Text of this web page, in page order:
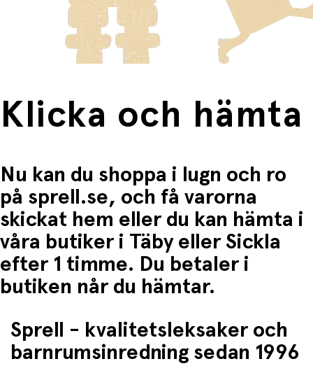
frakten för dessa varor visas i kassan.
Fri frakt när du handlar för mer än 1500:-
Klicka och hämta
Nu kan du shoppa i lugn och ro
på sprell.se, och få varorna
skickat hem eller du kan hämta i
våra butiker i Täby eller Sickla
efter 1 timme. Du betaler i
butiken når du hämtar.
Sprell - kvalitetsleksaker och
barnrumsinredning sedan 1996